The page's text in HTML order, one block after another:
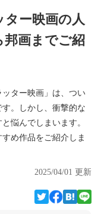
ター映画の人
邦画までご紹
ター映画」は、つい
。しかし、衝撃的な
悩んでしまいます。
め作品をご紹介しま
2025/04/01 更新